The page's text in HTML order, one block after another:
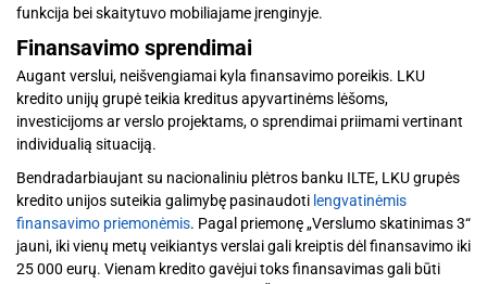
funkcija bei skaitytuvo mobiliajame įrenginyje.
Finansavimo sprendimai
Augant verslui, neišvengiamai kyla finansavimo poreikis. LKU
kredito unijų grupė teikia kreditus apyvartinėms lėšoms,
investicijoms ar verslo projektams, o sprendimai priimami vertinant
individualią situaciją.
Bendradarbiaujant su nacionaliniu plėtros banku ILTE, LKU grupės
kredito unijos suteikia galimybę pasinaudoti lengvatinėmis
finansavimo priemonėmis. Pagal priemonę „Verslumo skatinimas 3“
jauni, iki vienų metų veikiantys verslai gali kreiptis dėl finansavimo iki
25 000 eurų. Vienam kredito gavėjui toks finansavimas gali būti